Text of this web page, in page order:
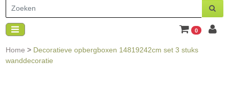
0
Home > Decoratieve opbergboxen 14819242cm set 3 stuks
wanddecoratie